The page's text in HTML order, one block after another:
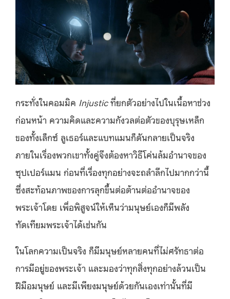
กระทั่งในคอมมิค Injusticที่ยกตัวอย่างไปในเนื้อหาช่วง
ก่อนหน้า ความคิดและความกังวลต่อตัวของบุรุษเหล็ก
ของทั้งเล็กซ์ ลูเธอร์และแบทแมนก็ดันกลายเป็นจริง
ภายในเรื่องพวกเขาทั้งคู่จึงต้องหาวิธีโค่นล้มอำนาจของ
ซุปเปอร์แมน ก่อนที่เรื่องทุกอย่างจะถลำลึกไปมากกว่านี้
ซึ่งสะท้อนภาพของการลุกขึ้นต่อต้านต่ออำนาจของ
พระเจ้าโดย เพื่อพิสูจน์ให้เห็นว่ามนุษย์เองก็มีพลัง
ทัดเทียมพระเจ้าได้เช่นกัน
ในโลกความเป็นจริง ก็มีมนุษย์หลายคนที่ไม่ศรัทธาต่อ
การมีอยู่ของพระเจ้า และมองว่าทุกสิ่งทุกอย่างล้วนเป็น
ฝีมือมนุษย์ และมีเพียงมนุษย์ด้วยกันเองเท่านั้นที่มี